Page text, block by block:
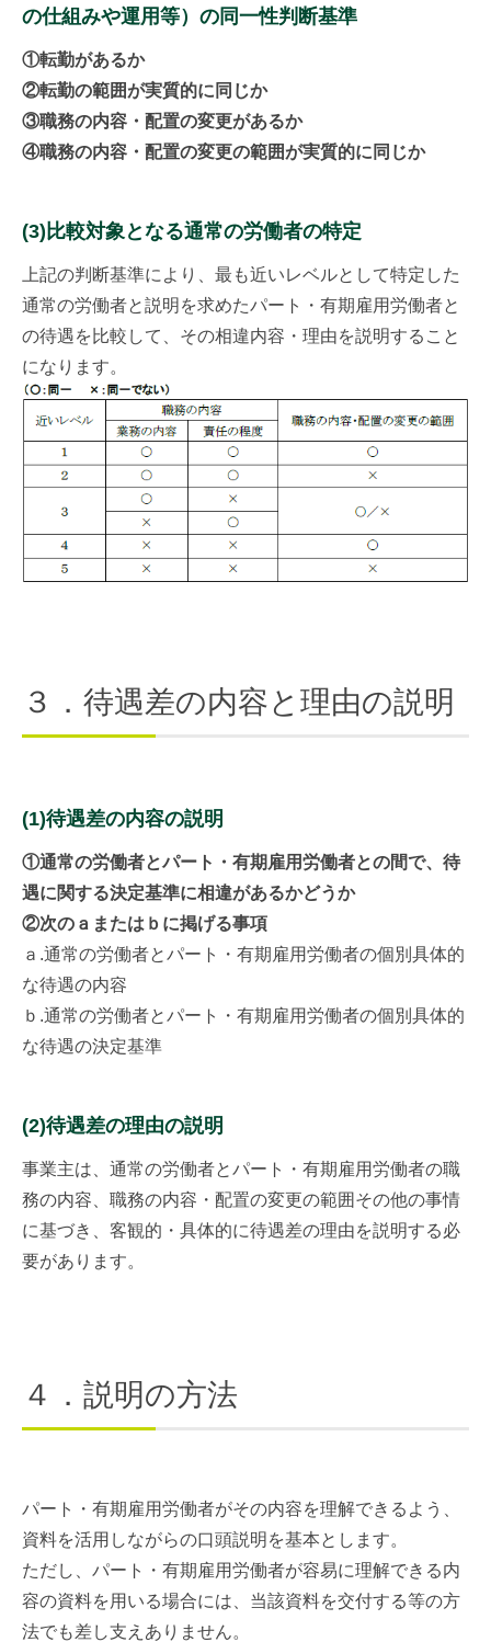
の仕組みや運用等）の同一性判断基準
①転勤があるか
②転勤の範囲が実質的に同じか
③職務の内容・配置の変更があるか
④職務の内容・配置の変更の範囲が実質的に同じか
(3)比較対象となる通常の労働者の特定
上記の判断基準により、最も近いレベルとして特定した
通常の労働者と説明を求めたパート・有期雇用労働者と
の待遇を比較して、その相違内容・理由を説明すること
になります。
３．待遇差の内容と理由の説明
(1)待遇差の内容の説明
①通常の労働者とパート・有期雇用労働者との間で、待
遇に関する決定基準に相違があるかどうか
②次のａまたはｂに掲げる事項
ａ.通常の労働者とパート・有期雇用労働者の個別具体的
な待遇の内容
ｂ.通常の労働者とパート・有期雇用労働者の個別具体的
な待遇の決定基準
(2)待遇差の理由の説明
事業主は、通常の労働者とパート・有期雇用労働者の職
務の内容、職務の内容・配置の変更の範囲その他の事情
に基づき、客観的・具体的に待遇差の理由を説明する必
要があります。
４．説明の方法
パート・有期雇用労働者がその内容を理解できるよう、
資料を活用しながらの口頭説明を基本とします。
ただし、パート・有期雇用労働者が容易に理解できる内
容の資料を用いる場合には、当該資料を交付する等の方
法でも差し支えありません。